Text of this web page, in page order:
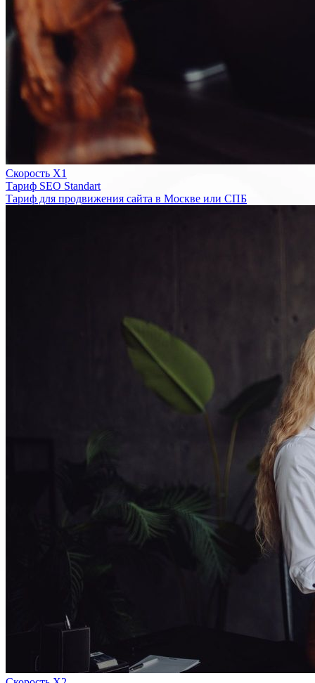
Скорость Х1
Тариф SEO Standart
Тариф для продвижения сайта в Москве или СПБ